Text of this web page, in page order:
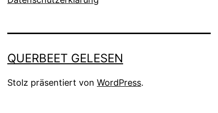
QUERBEET GELESEN
Stolz präsentiert von WordPress.